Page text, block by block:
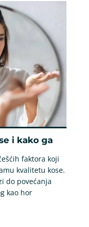
i kako ga
faktora koji
kvalitetu kose.
do povećanja
kao hor